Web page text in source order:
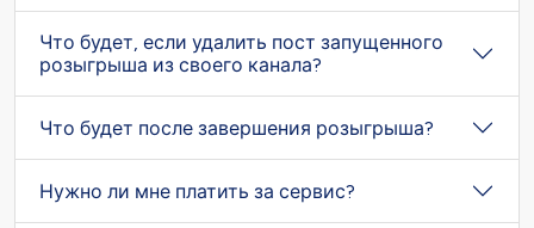
Что будет, если удалить пост запущенного
розыгрыша из своего канала?
Что будет после завершения розыгрыша?
Нужно ли мне платить за сервис?